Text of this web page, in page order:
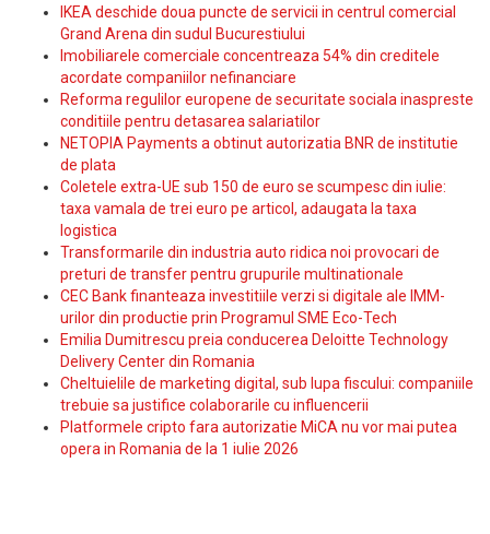
IKEA deschide doua puncte de servicii in centrul comercial
Grand Arena din sudul Bucurestiului
Imobiliarele comerciale concentreaza 54% din creditele
acordate companiilor nefinanciare
Reforma regulilor europene de securitate sociala inaspreste
conditiile pentru detasarea salariatilor
NETOPIA Payments a obtinut autorizatia BNR de institutie
de plata
Coletele extra-UE sub 150 de euro se scumpesc din iulie:
taxa vamala de trei euro pe articol, adaugata la taxa
logistica
Transformarile din industria auto ridica noi provocari de
preturi de transfer pentru grupurile multinationale
CEC Bank finanteaza investitiile verzi si digitale ale IMM-
urilor din productie prin Programul SME Eco-Tech
Emilia Dumitrescu preia conducerea Deloitte Technology
Delivery Center din Romania
Cheltuielile de marketing digital, sub lupa fiscului: companiile
trebuie sa justifice colaborarile cu influencerii
Platformele cripto fara autorizatie MiCA nu vor mai putea
opera in Romania de la 1 iulie 2026